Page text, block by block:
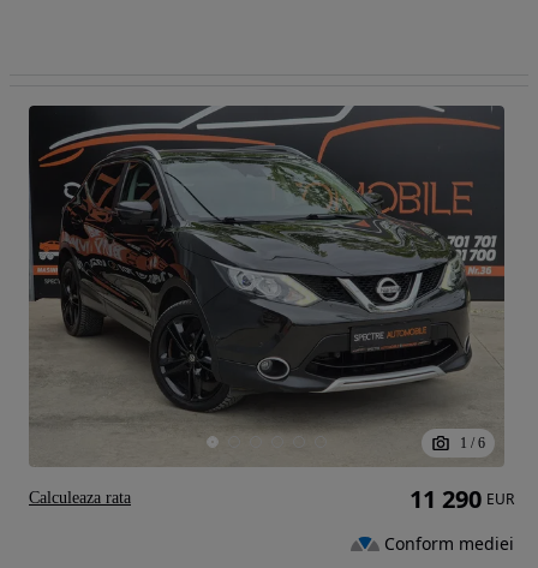
1 / 6
11 290 EUR
Conform mediei
Calculeaza rata